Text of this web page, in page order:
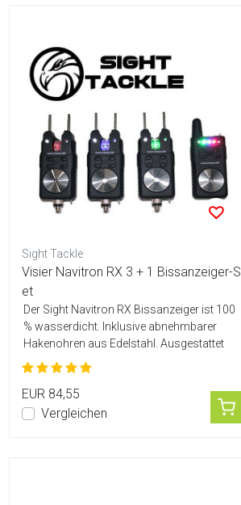
Sight Tackle
Visier Navitron RX 3 + 1 Bissanzeiger-S
et
Der Sight Navitron RX Bissanzeiger ist 100
% wasserdicht. Inklusive abnehmbarer
Hakenohren aus Edelstahl. Ausgestattet
m...
EUR 84,55
Vergleichen